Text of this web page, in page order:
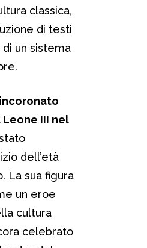
classica,
di testi
un sistema
incoronato
III nel
dell’età
La sua figura
un eroe
cultura
celebrato